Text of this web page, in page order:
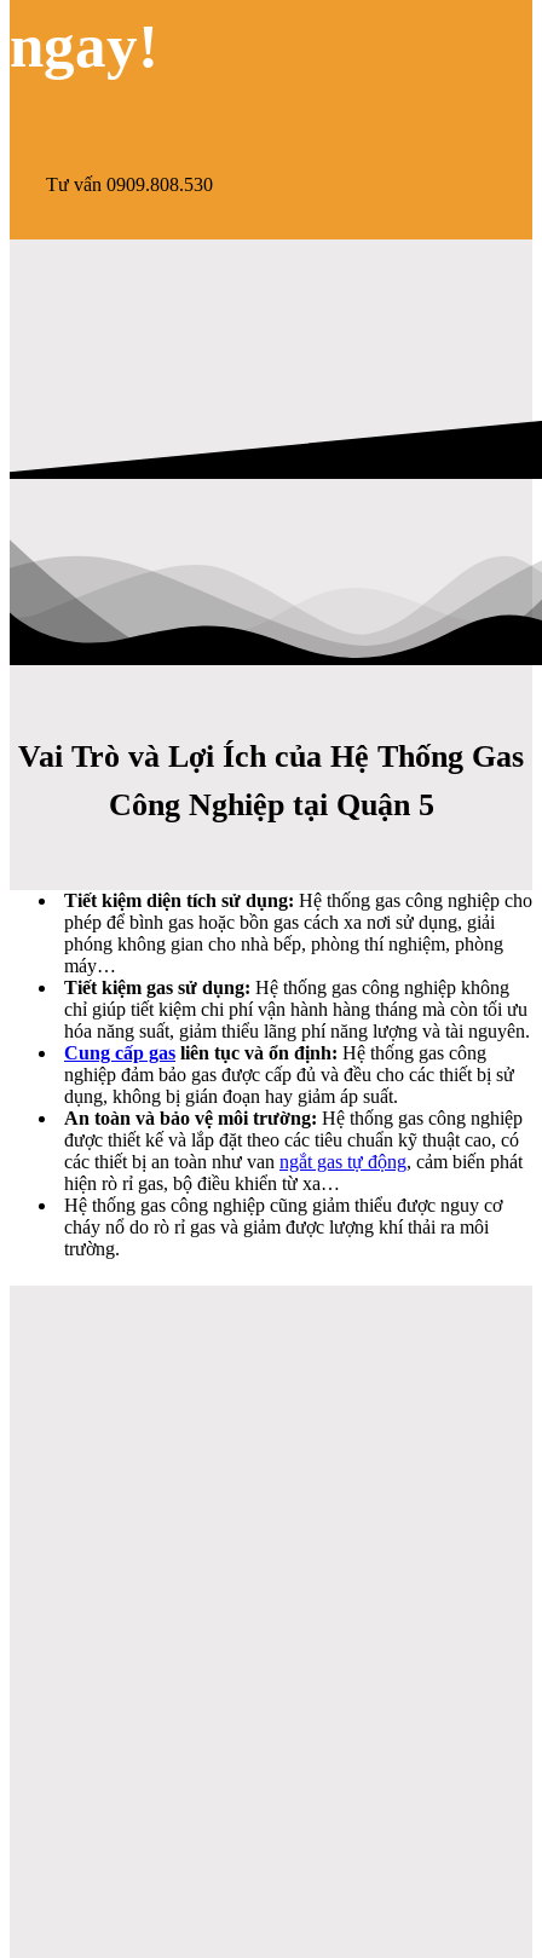
ngay!
Tư vấn 0909.808.530
Vai Trò và Lợi Ích của Hệ Thống Gas
Công Nghiệp tại Quận 5
Tiết kiệm diện tích sử dụng: Hệ thống gas công nghiệp cho
phép để bình gas hoặc bồn gas cách xa nơi sử dụng, giải
phóng không gian cho nhà bếp, phòng thí nghiệm, phòng
máy…
Tiết kiệm gas sử dụng: Hệ thống gas công nghiệp không
chỉ giúp tiết kiệm chi phí vận hành hàng tháng mà còn tối ưu
hóa năng suất, giảm thiểu lãng phí năng lượng và tài nguyên.
Cung cấp gas liên tục và ổn định: Hệ thống gas công
nghiệp đảm bảo gas được cấp đủ và đều cho các thiết bị sử
dụng, không bị gián đoạn hay giảm áp suất.
An toàn và bảo vệ môi trường: Hệ thống gas công nghiệp
được thiết kế và lắp đặt theo các tiêu chuẩn kỹ thuật cao, có
các thiết bị an toàn như van ngắt gas tự động, cảm biến phát
hiện rò rỉ gas, bộ điều khiển từ xa…
Hệ thống gas công nghiệp cũng giảm thiểu được nguy cơ
cháy nổ do rò rỉ gas và giảm được lượng khí thải ra môi
trường.